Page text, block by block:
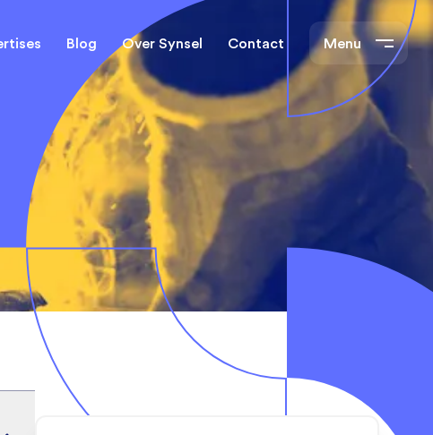
Engineers
Technische
Mechanical Engineers
Monteurs Technische
Dienst
Blog Over Synsel Contact Menu